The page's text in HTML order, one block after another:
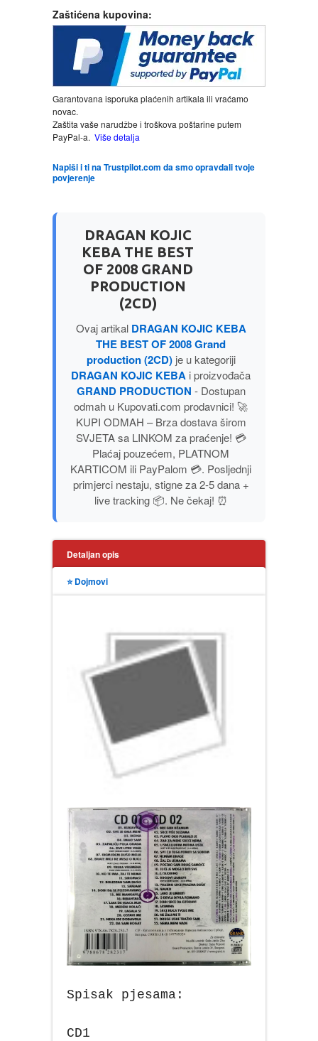
KRIMINALISTIČKI
KUVARI
LJUBAVNI
NAUČNA FANTASTIKA
NAUKA
POEZIJA
POPULARNA PSIHOLOGIJA
PRIČE
PUBLICISTIKA
PUTOPISI
STRIP
TINEJDŽ
UMETNOST
Zaštićena kupovina:
Garantovana isporuka plaćenih artikala ili vraćamo
novac.
Zaštita vaše narudžbe i troškova poštarine putem
PayPal-a. Više detalja
Napiši i ti na Trustpilot.com da smo opravdali tvoje
povjerenje
DRAGAN KOJIC
KEBA THE BEST
OF 2008 GRAND
PRODUCTION
(2CD)
Ovaj artikal DRAGAN KOJIC KEBA
THE BEST OF 2008 Grand
production (2CD)je u kategoriji
DRAGAN KOJIC KEBA i proizvođača
GRAND PRODUCTION - Dostupan
odmah u Kupovati.com prodavnici! 🚀
KUPI ODMAH – Brza dostava širom
SVJETA sa LINKOM za praćenje! 💳
Plaćaj pouzećem, PLATNOM
KARTICOM ili PayPalom 💳. Posljednji
primjerci nestaju, stigne za 2-5 dana +
live tracking 📦. Ne čekaj! ⏰
Detaljan opis
⭐ Dojmovi
Spisak pjesama:
CD1